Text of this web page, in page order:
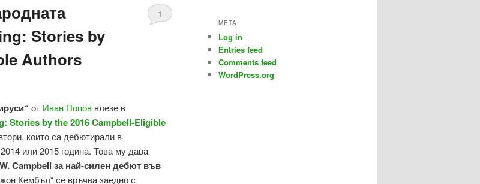
Stories by
Authors
1
от Иван Попов влезе в
Stories by the 2016 Campbell-Eligible
които са дебютирали в
или 2015 година. Това му дава
Campbell за най-силен дебют във
Кембъл“ се връчва заедно с
META
Log in
Entries feed
Comments feed
WordPress.org